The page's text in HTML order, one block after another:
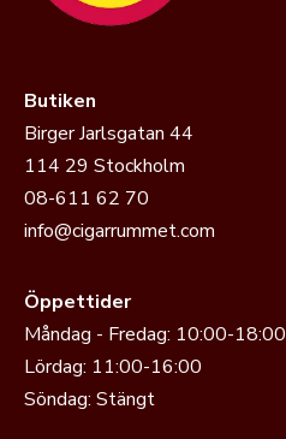
Butiken
Birger Jarlsgatan 44
114 29 Stockholm
08-611 62 70
info@cigarrummet.com
Öppettider
Måndag - Fredag: 10:00-18:00
Lördag: 11:00-16:00
Söndag: Stängt